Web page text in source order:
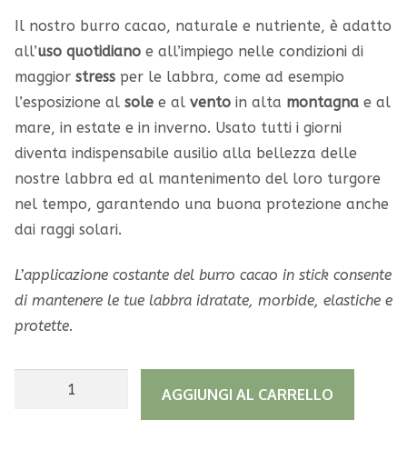
Il nostro burro cacao, naturale e nutriente, è adatto
all’uso quotidiano e all’impiego nelle condizioni di
maggior stress per le labbra, come ad esempio
l’esposizione al sole e al vento in alta montagna e al
mare, in estate e in inverno. Usato tutti i giorni
diventa indispensabile ausilio alla bellezza delle
nostre labbra ed al mantenimento del loro turgore
nel tempo, garantendo una buona protezione anche
dai raggi solari.
L’applicazione costante del burro cacao in stick consente
di mantenere le tue labbra idratate, morbide, elastiche e
protette.
Burrocacao
AGGIUNGI AL CARRELLO